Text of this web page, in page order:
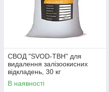
СВОД "SVOD-ТВН" для
видалення залізоокисних
відкладень, 30 кг
В наявності